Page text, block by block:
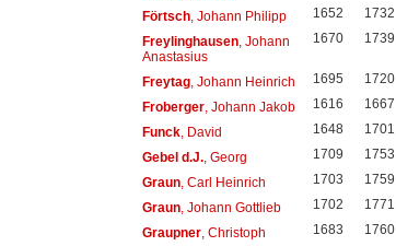
Förtsch, Johann Philipp 1652 1732
Freylinghausen, Johann
Anastasius
1670 1739
Freytag, Johann Heinrich 1695 1720
Froberger, Johann Jakob 1616 1667
Funck, David 1648 1701
Gebel d.J., Georg 1709 1753
Graun, Carl Heinrich 1703 1759
Graun, Johann Gottlieb 1702 1771
Graupner, Christoph 1683 1760